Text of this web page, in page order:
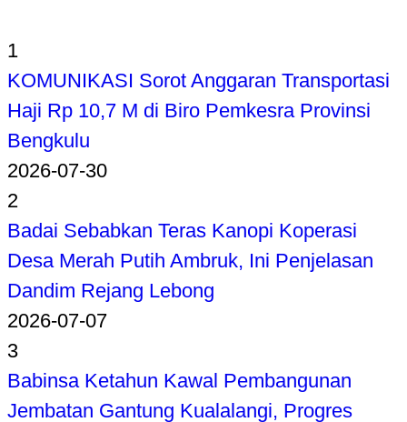
1
KOMUNIKASI Sorot Anggaran Transportasi
Haji Rp 10,7 M di Biro Pemkesra Provinsi
Bengkulu
2026-07-30
2
Badai Sebabkan Teras Kanopi Koperasi
Desa Merah Putih Ambruk, Ini Penjelasan
Dandim Rejang Lebong
2026-07-07
3
Babinsa Ketahun Kawal Pembangunan
Jembatan Gantung Kualalangi, Progres